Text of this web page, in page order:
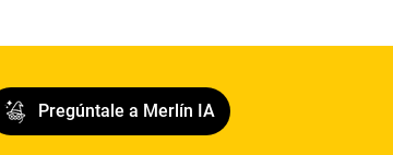
Pregúntale a Merlín IA